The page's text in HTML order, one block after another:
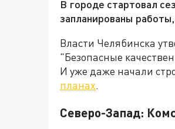
В городе стартовал
запланированы
Власти Челябинска
"Безопасные
И уже даже начали
планах.
Северо-Запад: